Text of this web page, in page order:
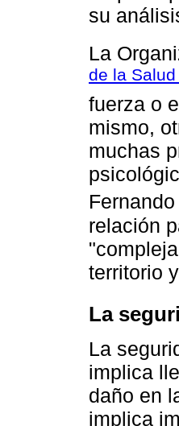
su
La
de la
fuerza o
mismo,
muchas
Fernando
relación
territorio
La
La
implica
daño en
implica